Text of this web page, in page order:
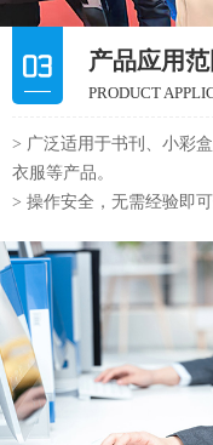
产品应用
PRODUCT
> 广泛适用于书刊、小彩
衣服等产品。
> 操作安全，无需经验即